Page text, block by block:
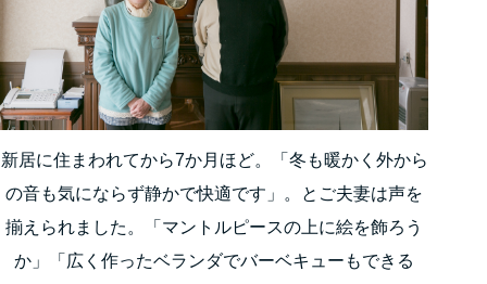
新居に住まわれてから7か月ほど。「冬も暖かく外から
の音も気にならず静かで快適です」。とご夫妻は声を
揃えられました。「マントルピースの上に絵を飾ろう
か」「広く作ったベランダでバーベキューもできる